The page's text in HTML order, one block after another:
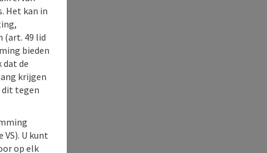
Het kan in
(art. 49 lid
bieden
dat de
krijgen
dit tegen
U kunt
op elk